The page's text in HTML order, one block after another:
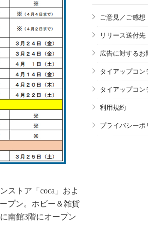
ストア「coca」およ
プン。ホビー＆雑貨
南館3階にオープン
ご意見／ご感想
リリース送付先
広告に対するお
タイアップコン
タイアップコン
利用規約
プライバシーポ